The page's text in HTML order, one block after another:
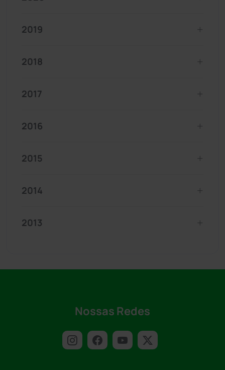
2019
2018
2017
2016
2015
2014
2013
Nossas Redes